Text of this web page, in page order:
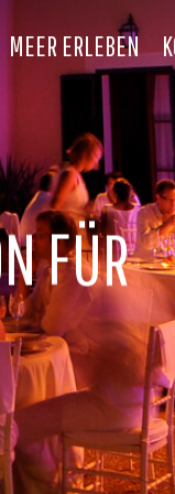
MEER ERLEBEN
FÜR